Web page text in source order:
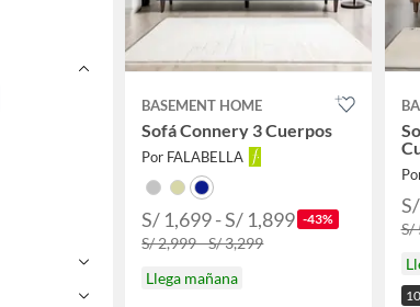
BASEMENT HOME
Sofá Connery 3 Cuerpos
Por FALABELLA
S/ 1,699 - S/ 1,899 -43%
S/ 2,999 - S/ 3,299
Llega mañana
S/